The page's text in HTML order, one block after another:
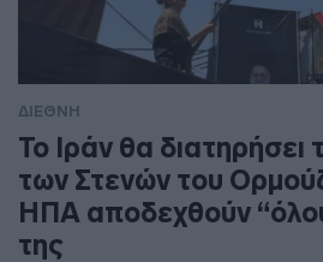
ΔΙΕΘΝΗ
To Ιράν θα διατηρήσει
των Στενών του
ΗΠΑ αποδεχθούν
της